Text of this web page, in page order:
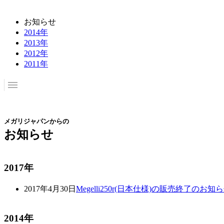
お知らせ
2014年
2013年
2012年
2011年
メガリジャパンからの
お知らせ
2017年
2017年4月30日 Megelli250r(日本仕様)の販売終了のお知
2014年